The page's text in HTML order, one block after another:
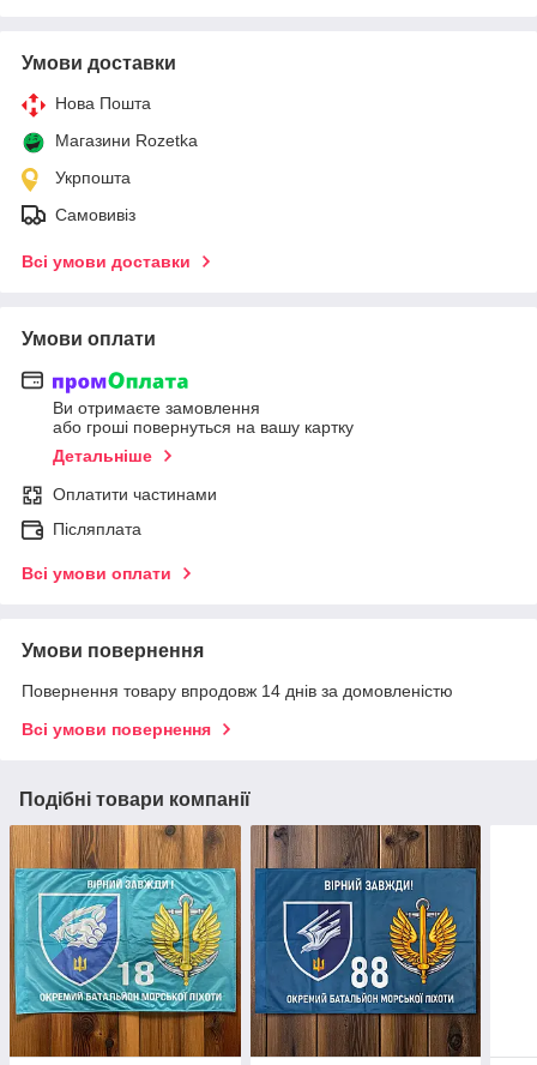
Умови доставки
Нова Пошта
Магазини Rozetka
Укрпошта
Самовивіз
Всі умови доставки
Умови оплати
Ви отримаєте замовлення
або гроші повернуться на вашу картку
Детальніше
Оплатити частинами
Післяплата
Всі умови оплати
Умови повернення
Повернення товару впродовж 14 днів за домовленістю
Всі умови повернення
Подібні товари компанії